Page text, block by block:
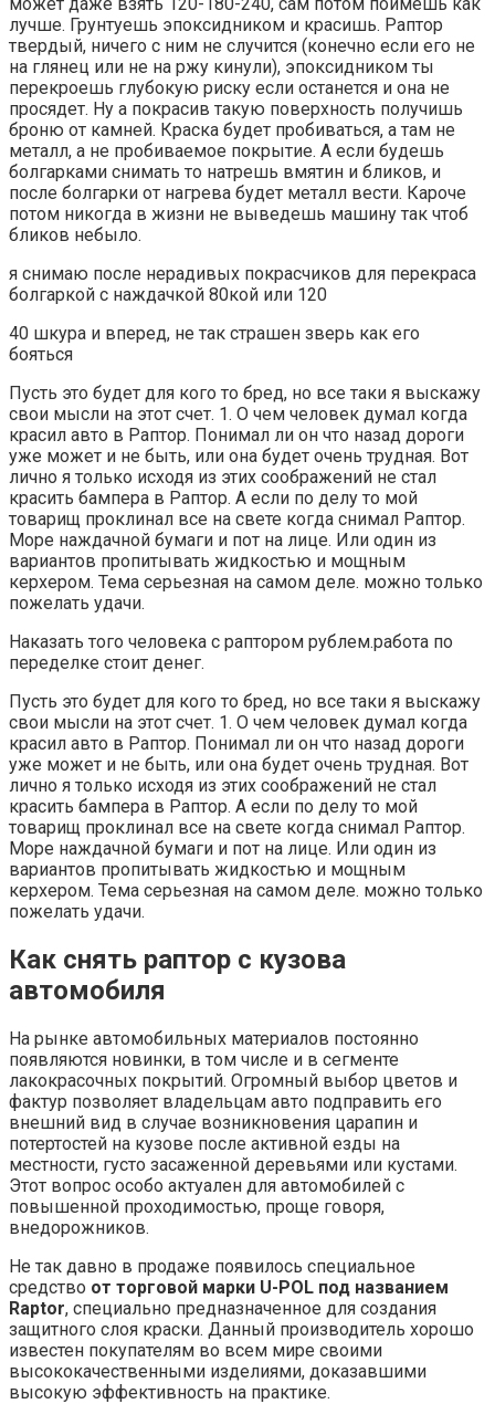
лучше. Грунтуешь эпоксидником и красишь. Раптор
твердый, ничего с ним не случится (конечно если его не
на глянец или не на ржу кинули), эпоксидником ты
перекроешь глубокую риску если останется и она не
просядет. Ну а покрасив такую поверхность получишь
броню от камней. Краска будет пробиваться, а там не
металл, а не пробиваемое покрытие. А если будешь
болгарками снимать то натрешь вмятин и бликов, и
после болгарки от нагрева будет металл вести. Кароче
потом никогда в жизни не выведешь машину так чтоб
бликов небыло.
я снимаю после нерадивых покрасчиков для перекраса
болгаркой с наждачкой 80кой или 120
40 шкура и вперед, не так страшен зверь как его
бояться
Пусть это будет для кого то бред, но все таки я выскажу
свои мысли на этот счет. 1. О чем человек думал когда
красил авто в Раптор. Понимал ли он что назад дороги
уже может и не быть, или она будет очень трудная. Вот
лично я только исходя из этих соображений не стал
красить бампера в Раптор. А если по делу то мой
товарищ проклинал все на свете когда снимал Раптор.
Море наждачной бумаги и пот на лице. Или один из
вариантов пропитывать жидкостью и мощным
керхером. Тема серьезная на самом деле. можно только
пожелать удачи.
Наказать того человека с раптором рублем.работа по
переделке стоит денег.
Пусть это будет для кого то бред, но все таки я выскажу
свои мысли на этот счет. 1. О чем человек думал когда
красил авто в Раптор. Понимал ли он что назад дороги
уже может и не быть, или она будет очень трудная. Вот
лично я только исходя из этих соображений не стал
красить бампера в Раптор. А если по делу то мой
товарищ проклинал все на свете когда снимал Раптор.
Море наждачной бумаги и пот на лице. Или один из
вариантов пропитывать жидкостью и мощным
керхером. Тема серьезная на самом деле. можно только
пожелать удачи.
Как снять раптор с кузова
автомобиля
На рынке автомобильных материалов постоянно
появляются новинки, в том числе и в сегменте
лакокрасочных покрытий. Огромный выбор цветов и
фактур позволяет владельцам авто подправить его
внешний вид в случае возникновения царапин и
потертостей на кузове после активной езды на
местности, густо засаженной деревьями или кустами.
Этот вопрос особо актуален для автомобилей с
повышенной проходимостью, проще говоря,
внедорожников.
Не так давно в продаже появилось специальное
средство от торговой марки U-POL под названием
Raptor, специально предназначенное для создания
защитного слоя краски. Данный производитель хорошо
известен покупателям во всем мире своими
высококачественными изделиями, доказавшими
высокую эффективность на практике.